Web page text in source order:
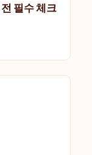
필수 체크